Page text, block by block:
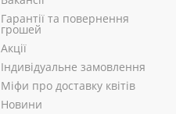
Гарантії та повернення
грошей
Акції
Індивідуальне замовлення
Міфи про доставку квітів
Новини